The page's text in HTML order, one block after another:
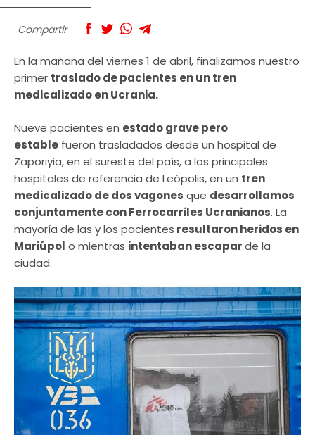
Compartir
En la mañana del viernes 1 de abril, finalizamos nuestro
primer traslado de pacientes en un tren
medicalizado en Ucrania.
Nueve pacientes en estado grave pero
estable fueron trasladados desde un hospital de
Zaporiyia, en el sureste del país, a los principales
hospitales de referencia de Leópolis, en un tren
medicalizado de dos vagones que desarrollamos
conjuntamente con Ferrocarriles Ucranianos. La
mayoría de las y los pacientes resultaron heridos en
Mariúpol o mientras intentaban escaparde la
ciudad.